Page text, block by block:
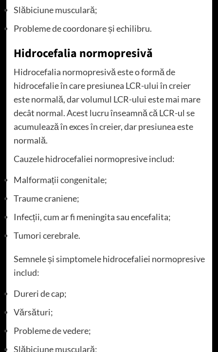
Slăbiciune musculară;
Probleme de coordonare și echilibru.
Hidrocefalia normopresivă
Hidrocefalia normopresivă este o formă de
hidrocefalie în care presiunea LCR-ului în creier
este normală, dar volumul LCR-ului este mai mare
decât normal. Acest lucru înseamnă că LCR-ul se
acumulează în exces în creier, dar presiunea este
normală.
Cauzele hidrocefaliei normopresive includ:
Malformații congenitale;
Traume craniene;
Infecții, cum ar fi meningita sau encefalita;
Tumori cerebrale.
Semnele și simptomele hidrocefaliei normopresive
includ:
Dureri de cap;
Vărsături;
Probleme de vedere;
Slăbiciune musculară;